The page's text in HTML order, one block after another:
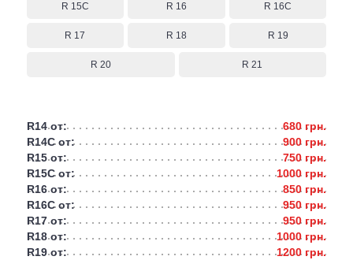
R 15C R 16 R 16C
R 17 R 18 R 19
R 20 R 21
R14 от:
680 грн.
R14C от:
900 грн.
R15 от:
750 грн.
R15C от:
1000 грн.
R16 от:
850 грн.
R16C от:
950 грн.
R17 от:
950 грн.
R18 от:
1000 грн.
R19 от:
1200 грн.